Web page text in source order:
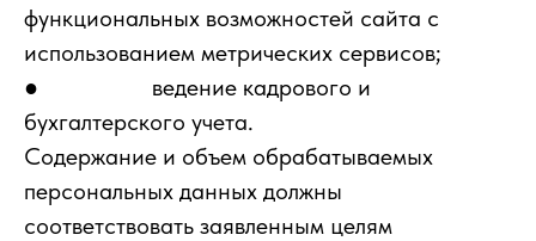
функциональных возможностей сайта с
использованием метрических сервисов;
● ведение кадрового и
бухгалтерского учета.
Содержание и объем обрабатываемых
персональных данных должны
соответствовать заявленным целям